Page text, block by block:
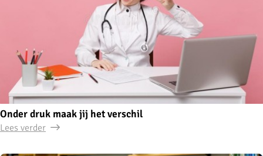
Onder druk maak jij het verschil
Lees verder